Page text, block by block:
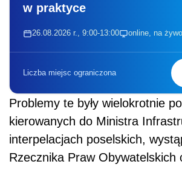
w praktyce
26.08.2026 r., 9:00-13:00 online, na
Liczba miejsc ograniczona
Problemy te były wielokrotnie
kierowanych do Ministra
interpelacjach poselskich,
Rzecznika Praw Obywatelskich